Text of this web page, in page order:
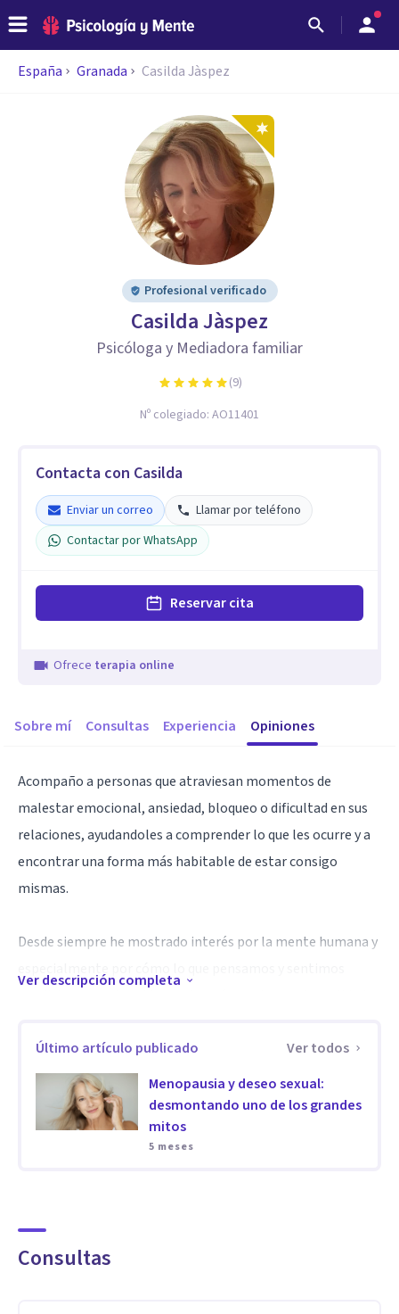
España Granada Casilda Jàspez
Profesional verificado
Casilda Jàspez
Psicóloga y Mediadora familiar
(9)
Nº colegiado: AO11401
Contacta con Casilda
Enviar un correo
Llamar por teléfono
Contactar por WhatsApp
Reservar cita
Ofrece terapia online
Sobre mí Consultas Experiencia Opiniones
Acompaño a personas que atraviesan momentos de
malestar emocional, ansiedad, bloqueo o dificultad en sus
relaciones, ayudandoles a comprender lo que les ocurre y a
encontrar una forma más habitable de estar consigo
mismas.
Desde siempre he mostrado interés por la mente humana y
Por eso, mi trabajo parte de la escucha de la experiencia
subjetiva de cada persona.
Entiendo la terapia como un espacio de acompañamiento
donde poder dar sentido a lo que ocurre, abrir nuevas
Especialidad
Ver descripción completa
Último artículo publicado
Ver todos
Menopausia y deseo sexual:
desmontando uno de los grandes
mitos
5 meses
Consultas